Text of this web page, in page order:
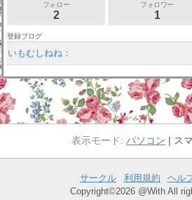
フォロー
2
フォロワー
1
登録ブログ
いもむしねね：
パソコン ス
サークル 利用規約 ヘル
Copyright©2026 @With All